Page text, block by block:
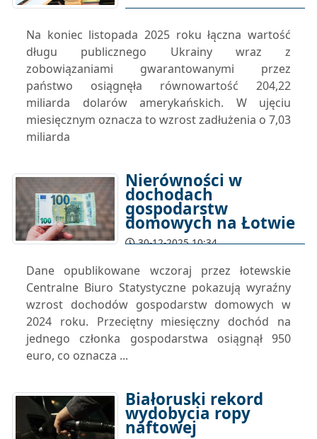
Na koniec listopada 2025 roku łączna wartość
długu publicznego Ukrainy wraz z
zobowiązaniami gwarantowanymi przez
państwo osiągnęła równowartość 204,22
miliarda dolarów amerykańskich. W ujęciu
miesięcznym oznacza to wzrost zadłużenia o 7,03
miliarda
Nierówności w
dochodach
gospodarstw
domowych na Łotwie
30-12-2025 10:34
Dane opublikowane wczoraj przez łotewskie
Centralne Biuro Statystyczne pokazują wyraźny
wzrost dochodów gospodarstw domowych w
2024 roku. Przeciętny miesięczny dochód na
jednego członka gospodarstwa osiągnął 950
euro, co oznacza ...
Białoruski rekord
wydobycia ropy
naftowej